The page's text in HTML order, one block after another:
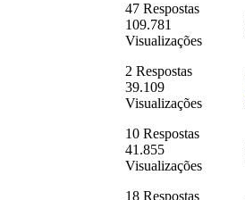
47 Respostas
109.781
Visualizações
2 Respostas
39.109
Visualizações
10 Respostas
41.855
Visualizações
18 Respostas